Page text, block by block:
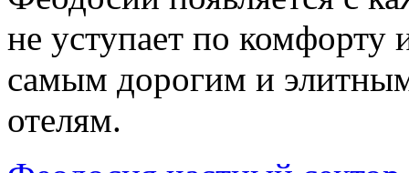
не уступает по
самым дорогим и
отелям.